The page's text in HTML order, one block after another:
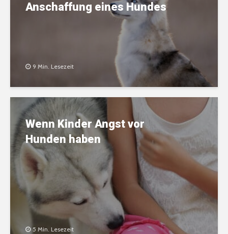
Anschaffung eines Hundes
9 Min. Lesezeit
Wenn Kinder Angst vor
Hunden haben
5 Min. Lesezeit